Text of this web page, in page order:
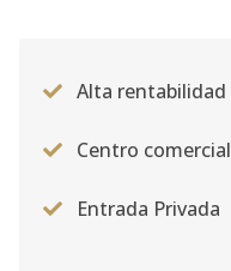
Alta rentabilidad
Centro comercial
Entrada Privada